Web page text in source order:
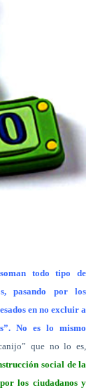
todo tipo de
pasando por los
en no excluir a
No es lo mismo
que no lo es,
social de la
los ciudadanos y